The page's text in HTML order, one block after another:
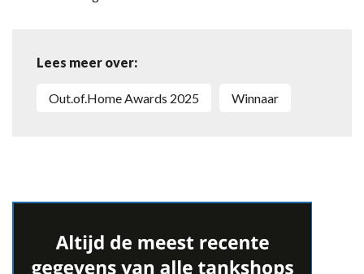
Lees meer over:
Out.of.Home Awards 2025 Winnaar